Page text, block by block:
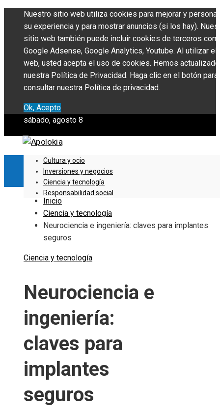
Nuestro sitio web utiliza cookies para mejorar y
su experiencia y para mostrar anuncios (si los hay).
sitio web también puede incluir cookies de terceros
Google Adsense, Google Analytics, Youtube. Al utilizar
web, usted acepta el uso de cookies. Hemos actualizado
nuestra Política de Privacidad. Haga clic en el botón para
consultar nuestra Política de privacidad.
Ok, Acepto
sábado, agosto 8
Cultura y ocio
Inversiones y negocios
Ciencia y tecnología
Responsabilidad social
Inicio
Ciencia y tecnología
Neurociencia e ingeniería: claves para implantes
seguros
Ciencia y tecnología
Neurociencia e
ingeniería:
claves para
implantes
seguros